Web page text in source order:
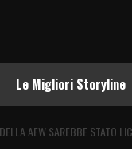
Le Migliori Storyline
AEW SAREBBE STATO